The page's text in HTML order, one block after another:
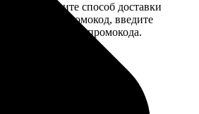
и выберите способ доставки
у вас есть промокод, введите
поле для промокода.